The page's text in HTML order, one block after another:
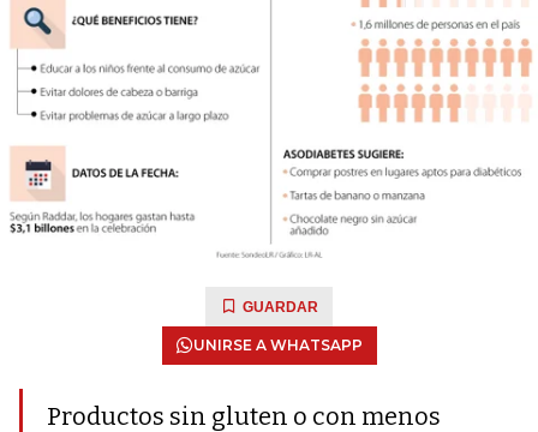
GUARDAR
UNIRSE A WHATSAPP
Productos sin gluten o con menos